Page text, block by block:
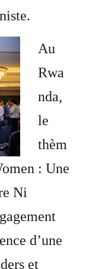
Au
Rwa
nda,
le
thèm
: Une
Ni
d’une
et